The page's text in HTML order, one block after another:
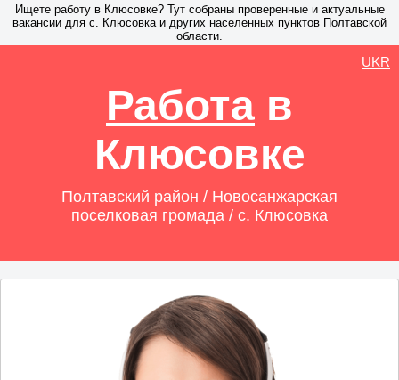
Ищете работу в Клюсовке? Тут собраны проверенные и актуальные
вакансии для с. Клюсовка и других населенных пунктов Полтавской
области.
Работа в
Клюсовке
Полтавский район / Новосанжарская
поселковая громада / с. Клюсовка
UKR